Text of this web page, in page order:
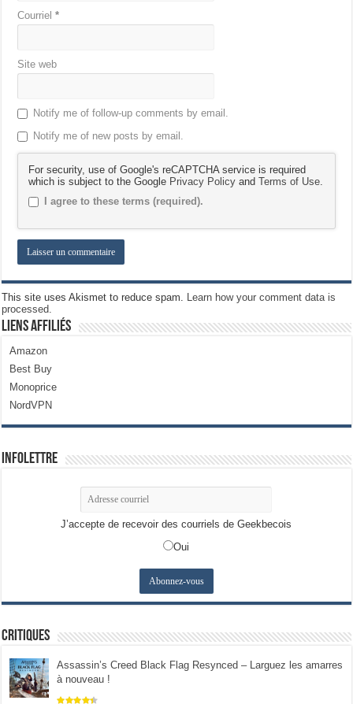
Courriel*
Site web
Notify me of follow-up comments by email.
Notify me of new posts by email.
For security, use of Google's reCAPTCHA service is required
which is subject to the Google Privacy Policy andTerms of Use
I agree to these terms (required).
This site uses Akismet to reduce spam.
Learn how your comment data is
processed.
Liens Affiliés
Amazon
Best Buy
Monoprice
NordVPN
Infolettre
J’accepte de recevoir des courriels de Geekbecois
Oui
Critiques
Assassin’s Creed Black Flag Resynced – Larguez les amarres
à nouveau !